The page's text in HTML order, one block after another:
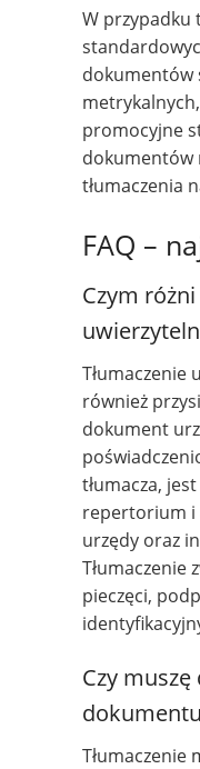
W przypadku
dokumentów
promocyjne
dokumentów
tłumaczenia
FAQ –
Czym
Tłumaczenie
również
dokument
tłumacza,
repertorium i
urzędy oraz
Tłumaczenie
pieczęci,
Czy muszę
Tłumaczenie